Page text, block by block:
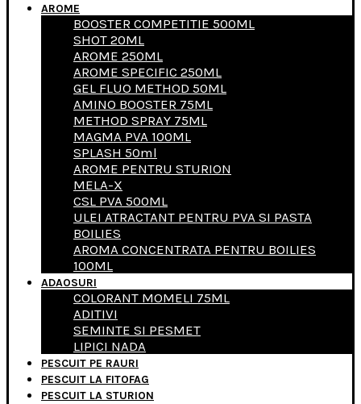
AROME
BOOSTER COMPETITIE 500ML
SHOT 20ML
AROME 250ML
AROME SPECIFIC 250ML
GEL FLUO METHOD 50ML
AMINO BOOSTER 75ML
METHOD SPRAY 75ML
MAGMA PVA 100ML
SPLASH 50ml
AROME PENTRU STURION
MELA-X
CSL PVA 500ML
ULEI ATRACTANT PENTRU PVA SI PASTA
BOILIES
AROMA CONCENTRATA PENTRU BOILIES
100ML
ADAOSURI
COLORANT MOMELI 75ML
ADITIVI
SEMINTE SI PESMET
LIPICI NADA
PESCUIT PE RAURI
PESCUIT LA FITOFAG
PESCUIT LA STURION